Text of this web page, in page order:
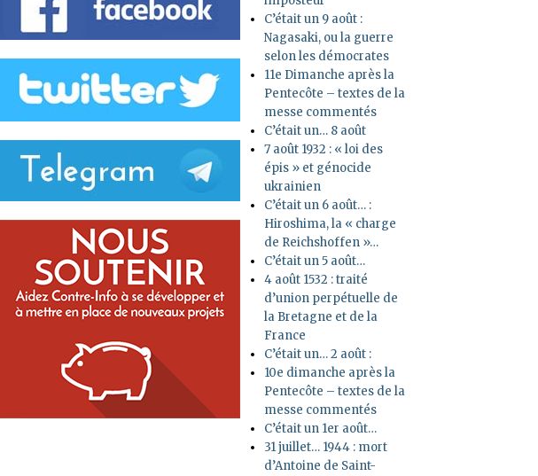
C’était un 9 août :
Nagasaki, ou la guerre
selon les démocrates
11e Dimanche après la
Pentecôte – textes de la
messe commentés
C’était un… 8 août
7 août 1932 : « loi des
épis » et génocide
ukrainien
C’était un 6 août… :
Hiroshima, la « charge
de Reichshoffen »…
C’était un 5 août…
4 août 1532 : traité
d’union perpétuelle de
la Bretagne et de la
France
C’était un… 2 août :
10e dimanche après la
Pentecôte – textes de la
messe commentés
C’était un 1er août…
31 juillet… 1944 : mort
d’Antoine de Saint-